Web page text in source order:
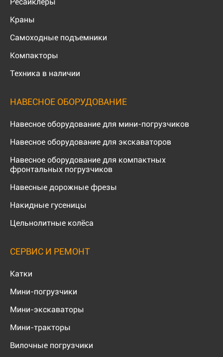
Краны
Самоходные подъемники
Компакторы
Техника в наличии
НАВЕСНОЕ ОБОРУДОВАНИЕ
Навесное оборудование для мини-погрузчиков
Навесное оборудование для экскаваторов
Навесное оборудование для компактных
фронтальных погрузчиков
Навесные дорожные фрезы
Накидные гусеницы
Цельнолитные колёса
СЕРВИС И РЕМОНТ
Катки
Мини-погрузчики
Мини-экскаваторы
Мини-тракторы
Вилочные погрузчики